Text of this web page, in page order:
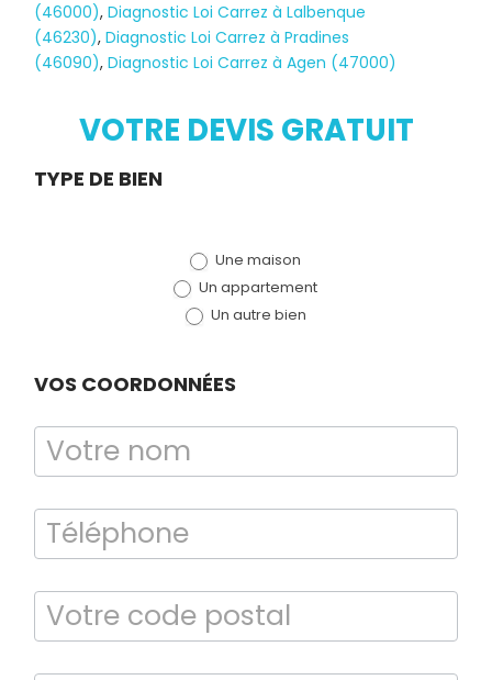
Diagnostic
TERMITES
Bilan énergétique
DPE
(46000),Diagnostic Loi Carrez à Lalbenque
(46230),Diagnostic Loi Carrez à Pradines
(46090),Diagnostic Loi Carrez à Agen (47000)
VOTRE DEVIS GRATUIT
Demande
TYPE DE BIEN
Une maison
Un appartement
Un autre bien
VOS COORDONNÉES